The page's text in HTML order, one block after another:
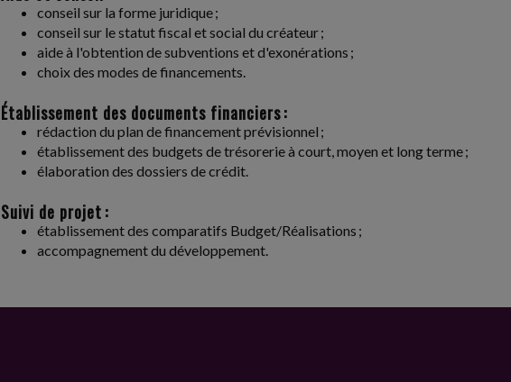
conseil sur la forme juridique ;
conseil sur le statut fiscal et social du créateur ;
aide à l'obtention de subventions et d'exonérations ;
choix des modes de financements.
Établissement des documents financiers :
rédaction du plan de financement prévisionnel ;
établissement des budgets de trésorerie à court, moyen et long terme ;
élaboration des dossiers de crédit.
Suivi de projet :
établissement des comparatifs Budget/Réalisations ;
accompagnement du développement.